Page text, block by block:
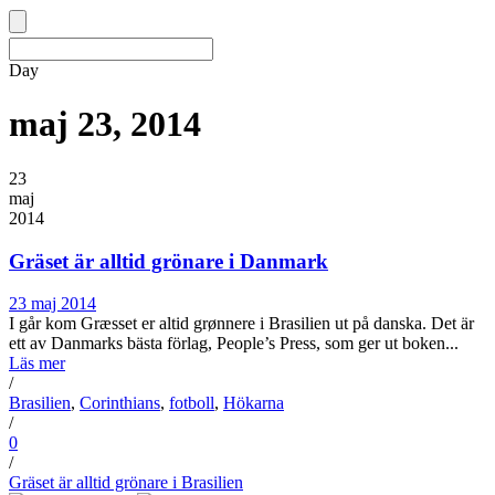
Day
maj 23, 2014
23
maj
2014
Gräset är alltid grönare i Danmark
23 maj 2014
I går kom Græsset er altid grønnere i Brasilien ut på danska. Det är
ett av Danmarks bästa förlag, People’s Press, som ger ut boken...
Läs mer
/
Brasilien, Corinthians, fotboll, Hökarna
/
0
/
Gräset är alltid grönare i Brasilien